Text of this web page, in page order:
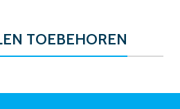
TOEBEHOREN